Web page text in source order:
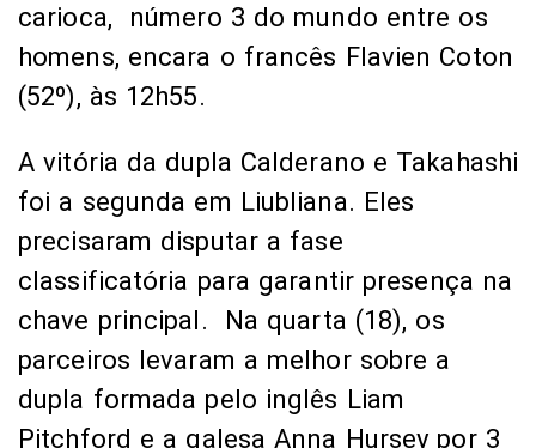
carioca, número 3 do mundo entre os
homens, encara o francês Flavien Coton
(52º), às 12h55.
A vitória da dupla Calderano e Takahashi
foi a segunda em Liubliana. Eles
precisaram disputar a fase
classificatória para garantir presença na
chave principal. Na quarta (18), os
parceiros levaram a melhor sobre a
dupla formada pelo inglês Liam
Pitchford e a galesa Anna Hursey por 3